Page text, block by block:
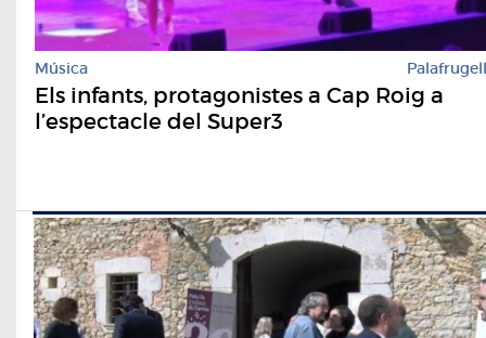
Música Palafrugell
Els infants, protagonistes a Cap Roig a
l’espectacle del Super3